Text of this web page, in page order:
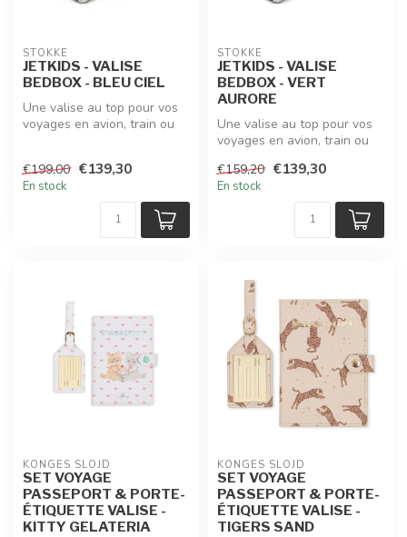
STOKKE
JETKIDS - VALISE
BEDBOX - BLEU CIEL
Une valise au top pour vos
voyages en avion, train ou
€199,00 €139,30
En stock
STOKKE
JETKIDS - VALISE
BEDBOX - VERT
AURORE
Une valise au top pour vos
voyages en avion, train ou
€159,20 €139,30
En stock
KONGES SLOJD
SET VOYAGE
PASSEPORT & PORTE-
ÉTIQUETTE VALISE -
KITTY GELATERIA
KONGES SLOJD
SET VOYAGE
PASSEPORT & PORTE-
ÉTIQUETTE VALISE -
TIGERS SAND